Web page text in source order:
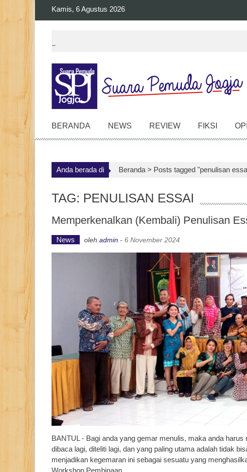
Kamis, 6 Agustus 2026
BERANDA NEWS REVIEW FIKSI
Anda berada di Beranda > Posts tagged "penulisan
TAG: PENULISAN ESSAI
Memperkenalkan (Kembali) Penulisan
News oleh admin - 6 November 2024
BANTUL - Bagi anda yang gemar menulis, maka anda
dibaca lagi, diteliti lagi, dan yang paling utama adalah tidak
menjadikan kegemaran ini sebagai sesuatu yang